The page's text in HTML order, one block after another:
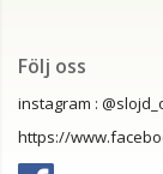
Följ oss
instagram :
https://